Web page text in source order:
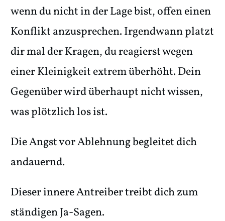
wenn du nicht in der Lage bist, offen einen
Konflikt anzusprechen. Irgendwann platzt
dir mal der Kragen, du reagierst wegen
einer Kleinigkeit extrem überhöht. Dein
Gegenüber wird überhaupt nicht wissen,
was plötzlich los ist.
Die Angst vor Ablehnung begleitet dich
andauernd.
Dieser innere Antreiber treibt dich zum
ständigen Ja-Sagen.